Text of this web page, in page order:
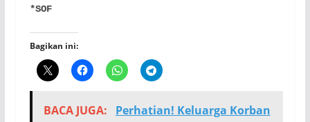
*SOF
Bagikan ini:
BACA JUGA:
Perhatian! Keluarga Korban